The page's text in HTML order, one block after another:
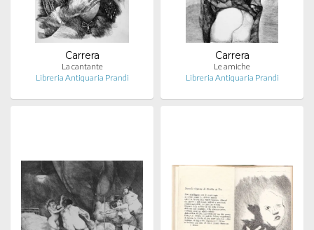
Carrera
La cantante
Libreria Antiquaria Prandi
Carrera
Le amiche
Libreria Antiquaria Prandi